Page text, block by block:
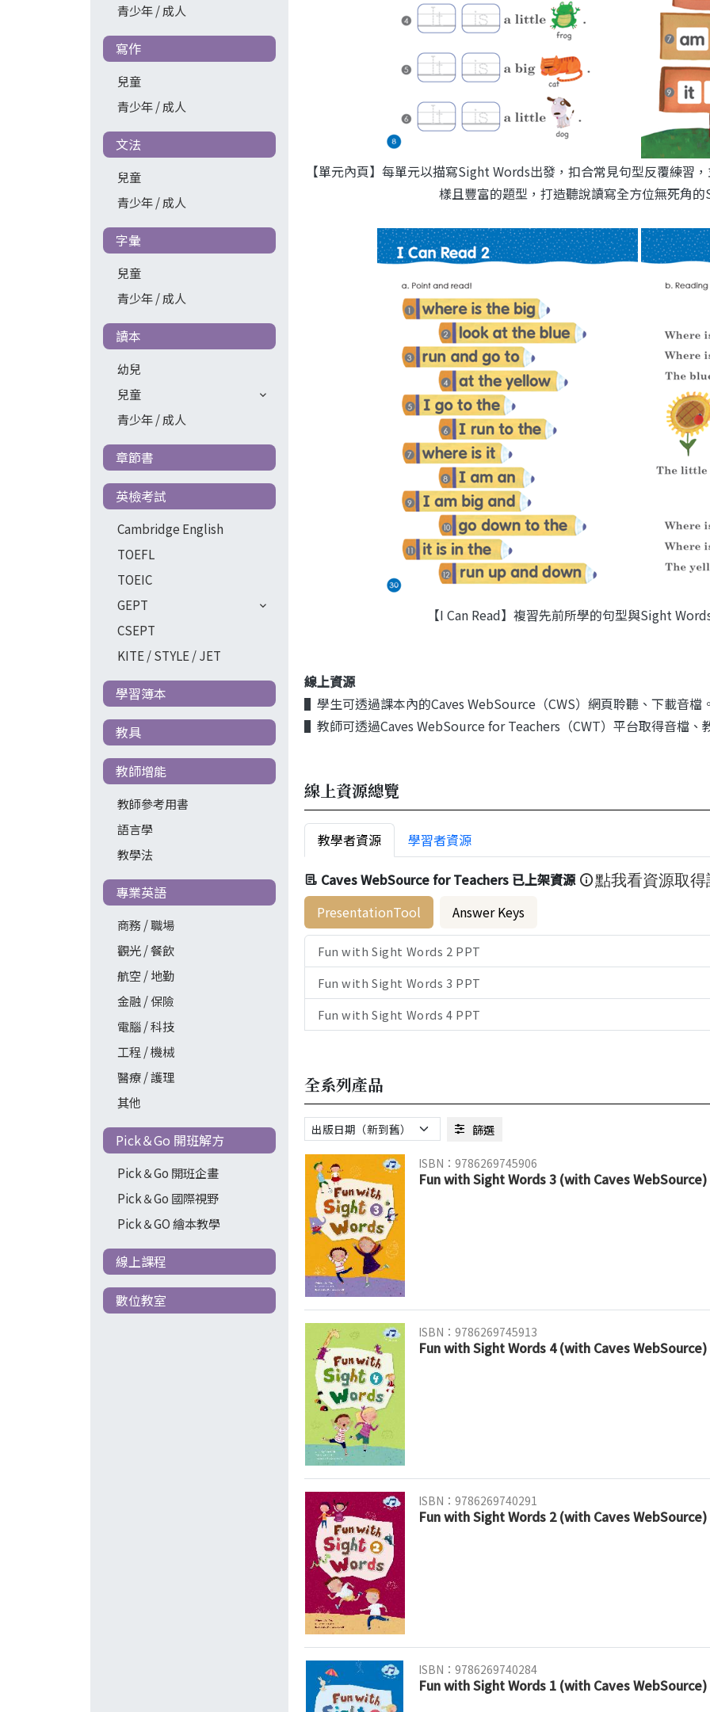
青少年 / 成人
寫作
兒童
青少年 / 成人
文法
兒童
青少年 / 成人
字彙
兒童
青少年 / 成人
讀本
幼兒
兒童
青少年 / 成人
章節書
英檢考試
Cambridge English
TOEFL
TOEIC
GEPT
CSEPT
KITE / STYLE / JET
學習簿本
教具
教師增能
教師參考用書
語言學
教學法
專業英語
商務 / 職場
觀光 / 餐飲
航空 / 地勤
金融 / 保險
電腦 / 科技
工程 / 機械
醫療 / 護理
其他
Pick＆Go 開班解方
Pick＆Go 開班企畫
Pick＆Go 國際視野
Pick＆GO 繪本教學
線上課程
數位教室
【單元內頁】每單元以描寫Sight Words出發，扣合常見句型反覆練習
樣且豐富的題型，打造聽說讀寫全方位無死角
【I Can Read】複習先前所學的句型與Sight
線上資源
▌學生可透過課本內的Caves WebSource（CWS）網頁聆聽、下載音檔。
▌教師可透過Caves WebSource for Teachers（CWT）平台取得音檔、
線上資源總覽
教學者資源 學習者資源
Caves WebSource for Teachers 已上架資源 點我看資源取得
PresentationTool Answer Keys
Fun with Sight Words 2 PPT
Fun with Sight Words 3 PPT
Fun with Sight Words 4 PPT
全系列產品
篩選
ISBN：9786269745906
Fun with Sight Words 3 (with Caves WebSource)
ISBN：9786269745913
Fun with Sight Words 4 (with Caves WebSource)
ISBN：9786269740291
Fun with Sight Words 2 (with Caves WebSource)
ISBN：9786269740284
Fun with Sight Words 1 (with Caves WebSource)